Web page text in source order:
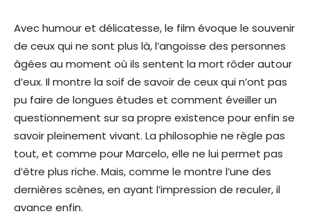
Avec humour et délicatesse, le film évoque le souvenir
de ceux qui ne sont plus là, l’angoisse des personnes
âgées au moment où ils sentent la mort rôder autour
d’eux. Il montre la soif de savoir de ceux qui n’ont pas
pu faire de longues études et comment éveiller un
questionnement sur sa propre existence pour enfin se
savoir pleinement vivant. La philosophie ne règle pas
tout, et comme pour Marcelo, elle ne lui permet pas
d’être plus riche. Mais, comme le montre l’une des
dernières scènes, en ayant l’impression de reculer, il
avance enfin.